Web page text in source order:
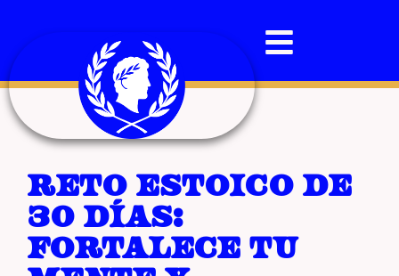
Reto estoico de
30 días:
fortalece tu